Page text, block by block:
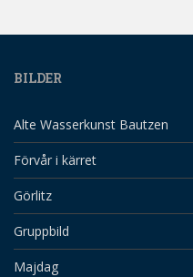
BILDER
Alte Wasserkunst Bautzen
Förvår i kärret
Görlitz
Gruppbild
Majdag